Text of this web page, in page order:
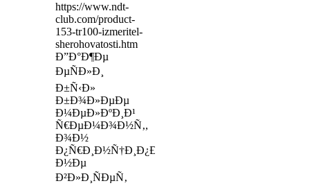
https://www.ndt-
club.com/product-
153-tr100-izmeritel-
sherohovatosti.htm
Ð”Ð°Ð¶Ðµ
ÐµÑÐ»Ð¸
Ð±Ñ‹Ð»
Ð±Ð¾Ð»ÐµÐµ
Ð¼ÐµÐ»ÐºÐ¸Ð¹
Ñ€ÐµÐ¼Ð¾Ð½Ñ‚,
Ð¾Ð½
Ð¿Ñ€Ð¸Ð½Ñ†Ð¸Ð¿Ð¸Ð°Ð»ÑŒÐ½Ð¾
Ð½Ðµ
Ð²Ð»Ð¸ÑÐµÑ‚